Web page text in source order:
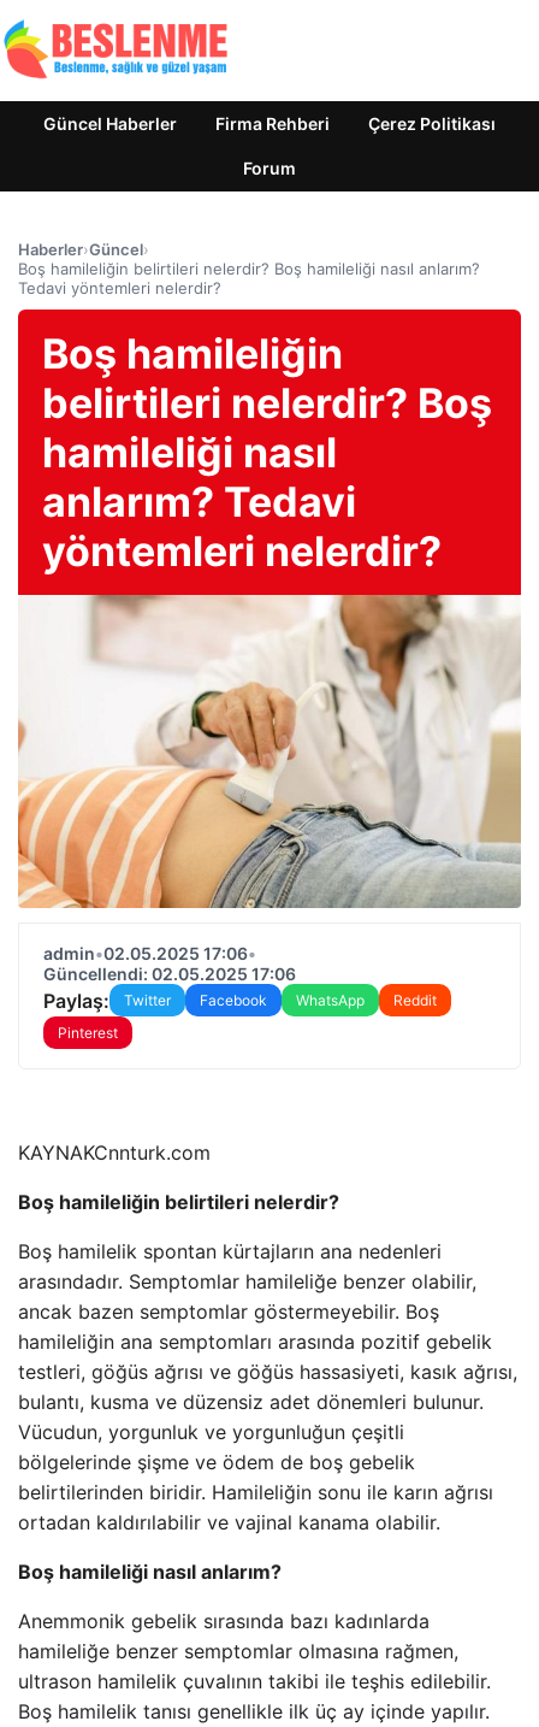
Güncel Haberler Firma Rehberi Çerez Politikası
Forum
Haberler›Güncel›
Boş hamileliğin belirtileri nelerdir? Boş hamileliği nasıl anlarım?
Tedavi yöntemleri nelerdir?
Boş hamileliğin
belirtileri nelerdir? Boş
hamileliği nasıl
anlarım? Tedavi
yöntemleri nelerdir?
admin•02.05.2025 17:06•
Güncellendi: 02.05.2025 17:06
Paylaş: Twitter Facebook WhatsApp
Reddit
Pinterest
KAYNAKCnnturk.com
Boş hamileliğin belirtileri nelerdir?
Boş hamilelik spontan kürtajların ana nedenleri
arasındadır. Semptomlar hamileliğe benzer olabilir,
ancak bazen semptomlar göstermeyebilir. Boş
hamileliğin ana semptomları arasında pozitif gebelik
testleri, göğüs ağrısı ve göğüs hassasiyeti, kasık ağrısı,
bulantı, kusma ve düzensiz adet dönemleri bulunur.
Vücudun, yorgunluk ve yorgunluğun çeşitli
bölgelerinde şişme ve ödem de boş gebelik
belirtilerinden biridir. Hamileliğin sonu ile karın ağrısı
ortadan kaldırılabilir ve vajinal kanama olabilir.
Boş hamileliği nasıl anlarım?
Anemmonik gebelik sırasında bazı kadınlarda
hamileliğe benzer semptomlar olmasına rağmen,
ultrason hamilelik çuvalının takibi ile teşhis edilebilir.
Boş hamilelik tanısı genellikle ilk üç ay içinde yapılır.